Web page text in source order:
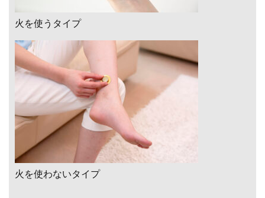
火を使うタイプ
火を使わないタイプ